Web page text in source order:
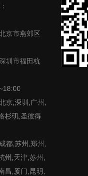
京市燕郊区
圳市福田杭
京,深圳,广州,
杉矶,圣彼得
都,苏州,郑州,
州,天津,苏州,
昌,厦门,昆明,